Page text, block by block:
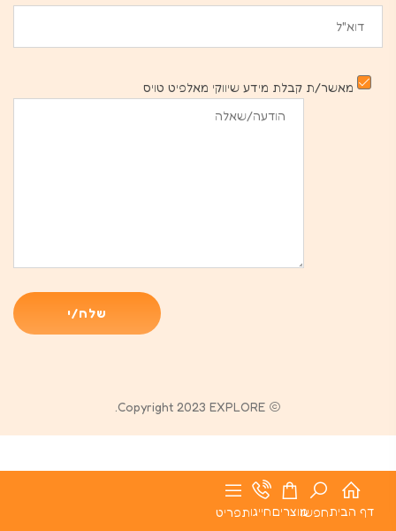
מאשר/ת קבלת מידע שיווקי מאלפיט טויס
דף הביתחפשומוצריםחייגותפריט